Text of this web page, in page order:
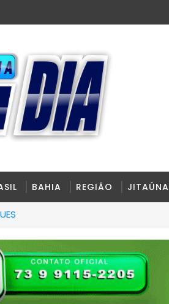
BAHIA REGIÃO JITAÚNA
reconstruído e ampliado.